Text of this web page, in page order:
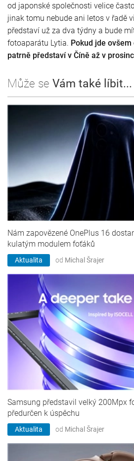
od japonské společnosti velice
jinak tomu nebude ani letos v řadě
představí už za dva týdny a bude
fotoaparátu Lytia. Pokud jde ovšem
patrně představí v Číně až v
Může se Vám také líbit...
Nám zapovězené OnePlus 16
kulatým modulem foťáků
Aktualita od Michal Šrajer
Samsung představil velký 200Mpx
předurčen k úspěchu
Aktualita od Michal Šrajer